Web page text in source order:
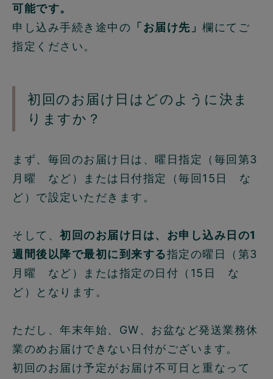
可能です。
申し込み手続き途中の 「お届け先」 欄にてご
指定ください。
初回のお届け日はどのように決ま
りますか？
まず、毎回のお届け日は、曜日指定（毎回第3
月曜 など）または日付指定（毎回15日 な
ど）で設定いただきます。
そして、 初回のお届け日は、お申し込み日の1
週間後以降で最初に到来する指定の曜日（第3
月曜 など）または指定の日付（15日 な
ど）となります。
ただし、年末年始、GW、お盆など発送業務休
業のめお届けできない日付がございます。
初回のお届け予定がお届け不可日と重なって